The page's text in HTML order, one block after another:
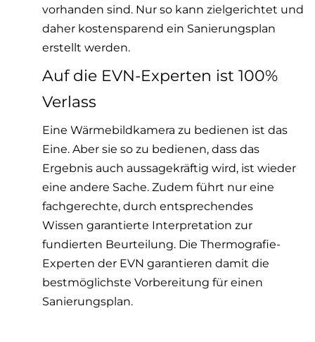
vorhanden sind. Nur so kann zielgerichtet und
daher kostensparend ein Sanierungsplan
erstellt werden.
Auf die EVN-Experten ist 100%
Verlass
Eine Wärmebildkamera zu bedienen ist das
Eine. Aber sie so zu bedienen, dass das
Ergebnis auch aussagekräftig wird, ist wieder
eine andere Sache. Zudem führt nur eine
fachgerechte, durch entsprechendes
Wissen garantierte Interpretation zur
fundierten Beurteilung. Die Thermografie-
Experten der EVN garantieren damit die
bestmöglichste Vorbereitung für einen
Sanierungsplan.